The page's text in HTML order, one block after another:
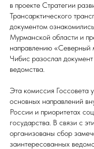
в проекте Стратегии
Трансарктического
документом
Мурманской области и
направлению «Северный
Чибис разослал
ведомства.
Эта комиссия Госсовета
основных направлений
России и приоритетах
государства. В связи с
организованы сбор
заинтересованных